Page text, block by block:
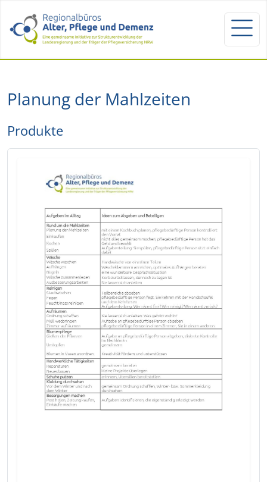
Planung der Mahlzeiten
Produkte